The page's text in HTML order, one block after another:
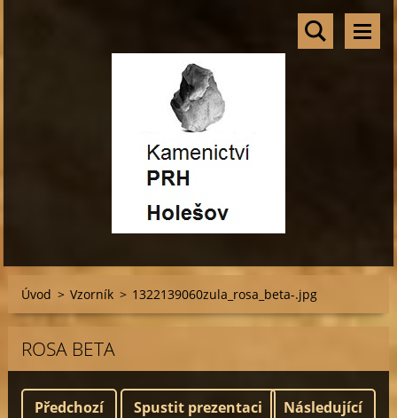
Úvod > Vzorník > 1322139060zula_rosa_beta-.jpg
ROSA BETA
Předchozí Spustit prezentaci Následující